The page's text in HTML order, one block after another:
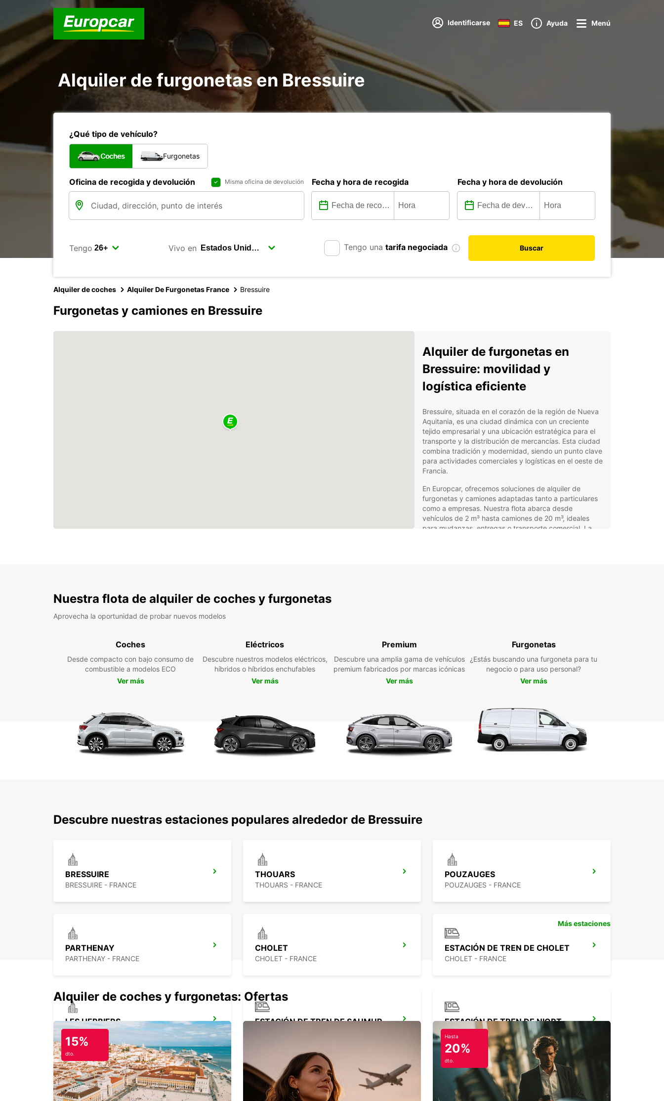
Identificarse ES Ayuda Menú
Alquiler de furgonetas en Bressuire
¿Qué tipo de vehículo?
Coches Furgonetas
Oficina de recogida y devolución Misma oficina de devolución Fecha y hora de recogida Fecha y hora de devolución
Tengo Vivo en Tengo una tarifa negociada Buscar
Alquiler de coches Alquiler De Furgonetas France Bressuire
Furgonetas y camiones en Bressuire
Alquiler de furgonetas en
Bressuire: movilidad y
logística eficiente
Bressuire, situada en el corazón de la región de Nueva
Aquitania, es una ciudad dinámica con un creciente
tejido empresarial y una ubicación estratégica para el
transporte y la distribución de mercancías. Esta ciudad
combina tradición y modernidad, siendo un punto clave
para actividades comerciales y logísticas en el oeste de
Francia.
En Europcar, ofrecemos soluciones de alquiler de
furgonetas y camiones adaptadas tanto a particulares
como a empresas. Nuestra flota abarca desde
vehículos de 2 m³ hasta camiones de 20 m³, ideales
para mudanzas, entregas o transporte comercial. La
Amplia gama de vehículos utilitarios para todo tipo
de transporte.
Oferta empresarial con Europcar Business Solutions
Ubicaciones de recogida convenientes: centro de la
ciudad, aeropuerto y estación de tren.
Reserva rápida y sencilla online, con atención al
cliente especializada.
combina comodidad, eficiencia y adaptabilidad a su
Nuestra flota de alquiler de coches y furgonetas
Aprovecha la oportunidad de probar nuevos modelos
Coches
Desde compacto con bajo consumo de
combustible a modelos ECO
Ver más
Eléctricos
Descubre nuestros modelos eléctricos,
híbridos o híbridos enchufables
Ver más
Premium
Descubre una amplia gama de vehículos
premium fabricados por marcas icónicas
Ver más
Furgonetas
¿Estás buscando una furgoneta para tu
negocio o para uso personal?
Ver más
Descubre nuestras estaciones populares alrededor de Bressuire
BRESSUIRE
BRESSUIRE - FRANCE
THOUARS
THOUARS - FRANCE
POUZAUGES
POUZAUGES - FRANCE
PARTHENAY
PARTHENAY - FRANCE
CHOLET
CHOLET - FRANCE
ESTACIÓN DE TREN DE CHOLET
CHOLET - FRANCE
LES HERBIERS
LES HERBIERS - FRANCE
ESTACIÓN DE TREN DE SAUMUR ESTACIÓN DE TREN DE NIORT
NIORT - FRANCE
NIORT
Más estaciones
Alquiler de coches y furgonetas: Ofertas
15%
dto.
Hasta
20%
dto.